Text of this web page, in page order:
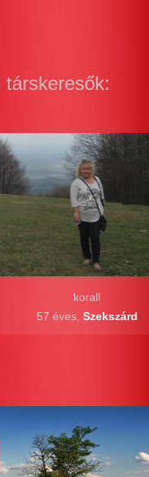
társkeresők:
korall
57 éves, Szekszárd